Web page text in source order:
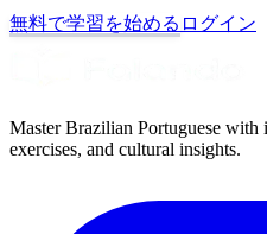
無料で学習を始める ログイン
Master Brazilian Portuguese with
exercises, and cultural insights.